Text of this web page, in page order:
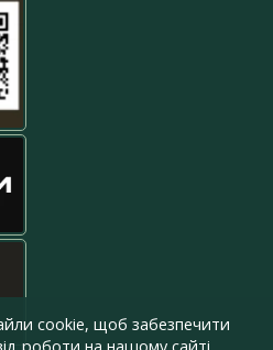
cookie, щоб забезпечити